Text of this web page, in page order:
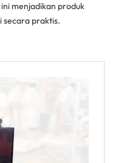
menjadikan produk
secara praktis.